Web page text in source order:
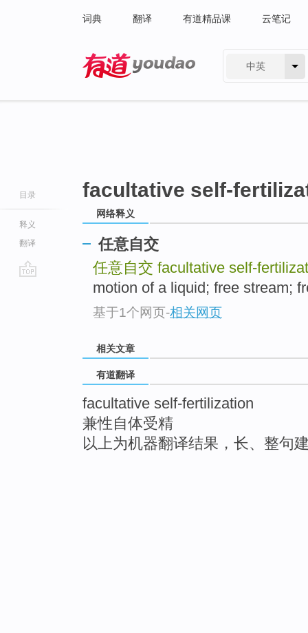
词典 翻译 有道精品课 云笔记
中英
目录
释义
翻译
facultative self-
网络释义
任意自交
任意自交 facultative self-
motion of a liquid; free stream;
基于1个网页-相关网页
相关文章
有道翻译
facultative self-fertilization
兼性自体受精
以上为机器翻译结果，长、整句